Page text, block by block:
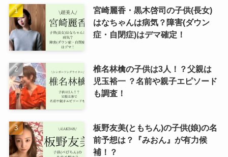
宮崎麗香・黒木啓司の子供(長女)
はなちゃんは病気？障害(ダウン
症・自閉症)はデマ確定！
椎名林檎の子供は3人！？父親は
児玉裕一 ？名前や親子エピソード
も調査！
板野友美(ともちん)の子供(娘)の名
前予想は？『みおん』が有力候
補！？